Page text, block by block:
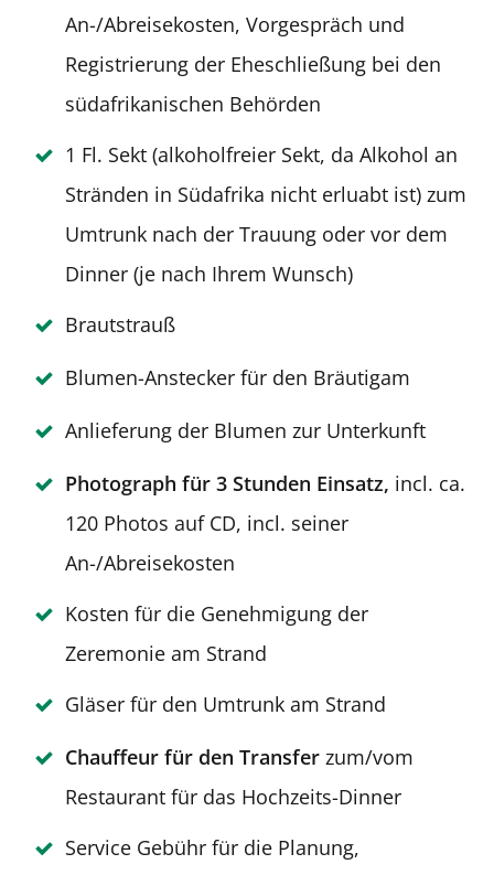
An-/Abreisekosten, Vorgespräch und
Registrierung der Eheschließung bei den
südafrikanischen Behörden
1 Fl. Sekt (alkoholfreier Sekt, da Alkohol an
Stränden in Südafrika nicht erluabt ist) zum
Umtrunk nach der Trauung oder vor dem
Dinner (je nach Ihrem Wunsch)
Brautstrauß
Blumen-Anstecker für den Bräutigam
Anlieferung der Blumen zur Unterkunft
Photograph für 3 Stunden Einsatz, incl. ca.
120 Photos auf CD, incl. seiner
An-/Abreisekosten
Kosten für die Genehmigung der
Zeremonie am Strand
Gläser für den Umtrunk am Strand
Chauffeur für den Transfer zum/vom
Restaurant für das Hochzeits-Dinner
Service Gebühr für die Planung,